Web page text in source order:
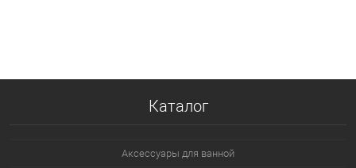
Каталог
Аксессуары для ванной